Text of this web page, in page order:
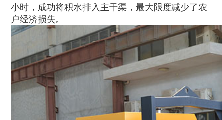
小时，成功将积水排入主干渠，最大限度减少了农
户经济损失。